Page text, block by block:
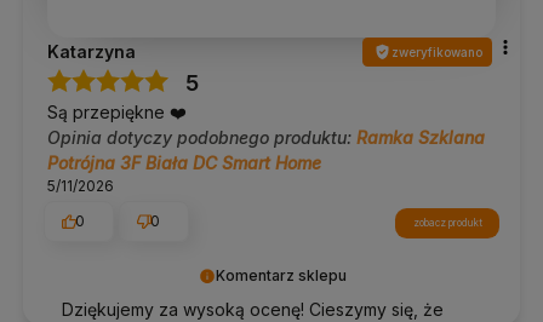
Komentarz sklepu
Dziękujemy za wysoką ocenę! Cieszymy się, że
Katarzyna zweryfikowano
5
Są przepiękne ❤️
Opinia dotyczy podobnego produktu: Ramka Szklana
Potrójna 3F Biała DC Smart Home
5/11/2026
0
0 zobacz produkt